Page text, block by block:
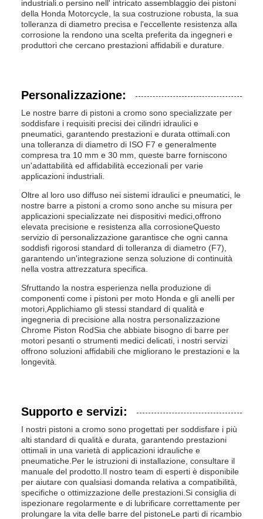
industriali.o persino nell' intricato assemblaggio dei pistoni
della Honda Motorcycle, la sua costruzione robusta, la sua
tolleranza di diametro precisa e l'eccellente resistenza alla
corrosione la rendono una scelta preferita da ingegneri e
produttori che cercano prestazioni affidabili e durature.
Personalizzazione:
Le nostre barre di pistoni a cromo sono specializzate per
soddisfare i requisiti precisi dei cilindri idraulici e
pneumatici, garantendo prestazioni e durata ottimali.con
una tolleranza di diametro di ISO F7 e generalmente
compresa tra 10 mm e 30 mm, queste barre forniscono
un'adattabilità ed affidabilità eccezionali per varie
applicazioni industriali.
Oltre al loro uso diffuso nei sistemi idraulici e pneumatici, le
nostre barre a pistoni a cromo sono anche su misura per
applicazioni specializzate nei dispositivi medici,offrono
elevata precisione e resistenza alla corrosioneQuesto
servizio di personalizzazione garantisce che ogni canna
soddisfi rigorosi standard di tolleranza di diametro (F7),
garantendo un'integrazione senza soluzione di continuità
nella vostra attrezzatura specifica.
Sfruttando la nostra esperienza nella produzione di
componenti come i pistoni per moto Honda e gli anelli per
motori,Applichiamo gli stessi standard di qualità e
ingegneria di precisione alla nostra personalizzazione
Chrome Piston RodSia che abbiate bisogno di barre per
motori pesanti o strumenti medici delicati, i nostri servizi
offrono soluzioni affidabili che migliorano le prestazioni e la
longevità.
Supporto e servizi:
I nostri pistoni a cromo sono progettati per soddisfare i più
alti standard di qualità e durata, garantendo prestazioni
ottimali in una varietà di applicazioni idrauliche e
pneumatiche.Per le istruzioni di installazione, consultare il
manuale del prodotto.Il nostro team di esperti è disponibile
per aiutare con qualsiasi domanda relativa a compatibilità,
specifiche o ottimizzazione delle prestazioni.Si consiglia di
ispezionare regolarmente e di lubrificare correttamente per
prolungare la vita delle barre del pistoneLe parti di ricambio